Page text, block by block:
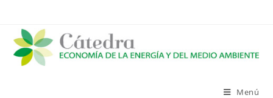
contenido
Menú